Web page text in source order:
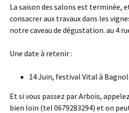
La saison des salons est terminée,
consacrer aux travaux dans les
notre caveau de dégustation. au 4
Une date à retenir :
14 Juin, festival Vital à
Et si vous passez par Arbois,
bien loin (tel 0679283294) et on